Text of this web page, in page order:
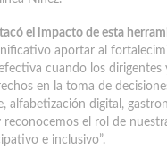
el impacto de esta
aportar al
cuando los dirigentes
en la toma de
alfabetización digital,
el rol de
e inclusivo”.